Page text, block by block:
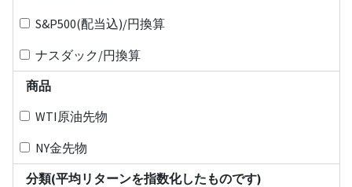
S&P500(配当込)/円換算
ナスダック/円換算
商品
WTI原油先物
NY金先物
分類(平均リターンを指数化したものです)